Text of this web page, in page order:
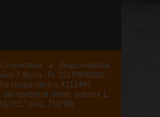
a Responsabilità
7, Roma - P.I. 02139891002 -
cooperative n. A112445
dei contributi diretti editoria L.
2017 (ex L. 250/90)